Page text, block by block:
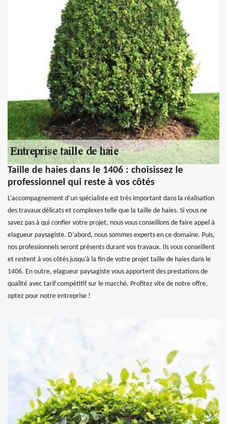
Taille de haies dans le 1406 : choisissez le
professionnel qui reste à vos côtés
L’accompagnement d’un spécialiste est très important dans la réalisation
des travaux délicats et complexes telle que la taille de haies. Si vous ne
savez pas à qui confier votre projet, nous vous conseillons de faire appel à
elagueur paysagiste. D’abord, nous sommes experts en ce domaine. Puis,
nos professionnels seront présents durant vos travaux. Ils vous conseillent
et restent à vos côtés jusqu’à la fin de votre projet taille de haies dans le
1406. En outre, elagueur paysagiste vous apportent des prestations de
qualité avec tarif compétitif sur le marché. Profitez vite de notre offre,
optez pour notre entreprise !